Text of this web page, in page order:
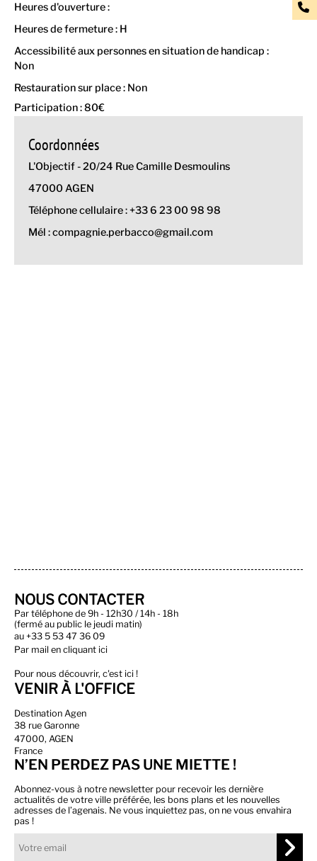
Heures d'ouverture :
Heures de fermeture : H
Accessibilité aux personnes en situation de handicap :
Non
Restauration sur place : Non
Participation : 80€
Coordonnées
L'Objectif - 20/24 Rue Camille Desmoulins
47000 AGEN
Téléphone cellulaire : +33 6 23 00 98 98
Mél : compagnie.perbacco@gmail.com
NOUS CONTACTER
Par téléphone de 9h - 12h30 / 14h - 18h
(fermé au public le jeudi matin)
au +33 5 53 47 36 09
Par mail en cliquant ici
Pour nous découvrir, c'est ici !
VENIR À L'OFFICE
Destination Agen
38 rue Garonne
47000, AGEN
France
N’EN PERDEZ PAS UNE MIETTE !
Abonnez-vous à notre newsletter pour recevoir les dernière
actualités de votre ville préférée, les bons plans et les nouvelles
adresses de l’agenais. Ne vous inquiettez pas, on ne vous envahira
pas !